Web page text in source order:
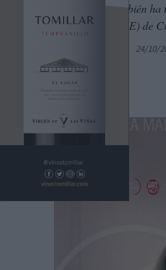
cinco años. También
Empleo (IMPEFE) de
24/10/